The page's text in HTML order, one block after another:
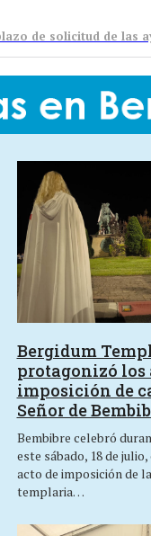
de solicitud de las
Bergidum
protagonizó los
imposición de
Señor de
Bembibre celebró
este sábado, 18 de
acto de imposición de
templaria…